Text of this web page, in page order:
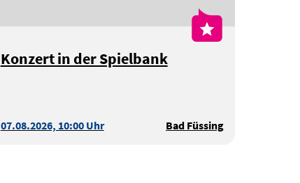
Konzert in der Spielbank
07.08.2026, 10:00 Uhr Bad Füssing